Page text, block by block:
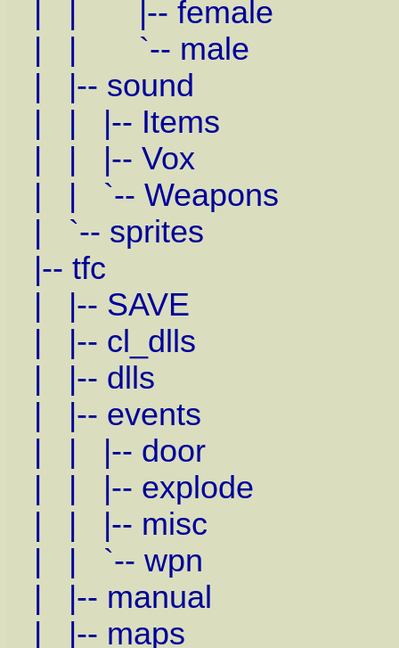
| | |-- female
| | `-- male
| |-- sound
| | |-- Items
| | |-- Vox
| | `-- Weapons
| `-- sprites
|-- tfc
| |-- SAVE
| |-- cl_dlls
| |-- dlls
| |-- events
| | |-- door
| | |-- explode
| | |-- misc
| | `-- wpn
| |-- manual
| |-- maps